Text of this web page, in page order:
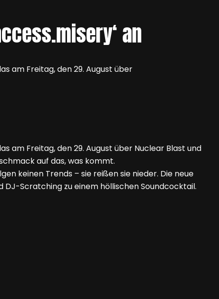
an
am Freitag, den 29. August über
am Freitag, den 29. August über Nuclear Blast und
auf das, was kommt.
keinen Trends – sie reißen sie nieder. Die neue
Scratching zu einem höllischen Soundcocktail.